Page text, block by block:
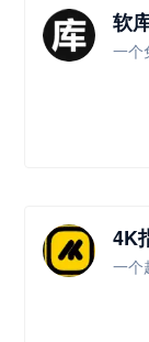
软
一个
4K
一个